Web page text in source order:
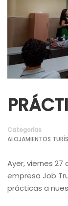
Categorías
ALOJAMIENTOS
Ayer, viernes
empresa Job
prácticas a